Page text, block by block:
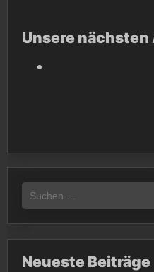
Unsere
Suchen
nach:
Neueste Beiträge